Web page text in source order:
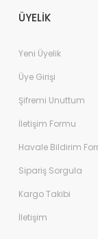
ÜYELİK
Yeni Üyelik
Üye Girişi
Şifremi Unuttum
İletişim Formu
Havale Bildirim
Sipariş Sorgula
Kargo Takibi
İletişim